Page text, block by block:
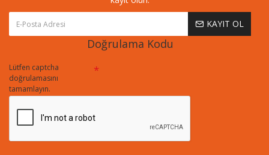
KAYIT OL
Doğrulama Kodu
Lütfen captcha
doğrulamasını
tamamlayın.